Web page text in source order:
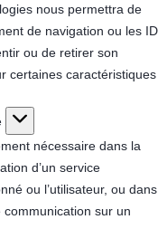
nous permettra de
de navigation ou les ID
ou de retirer son
certaines caractéristiques
nécessaire dans la
d’un service
ou l’utilisateur, ou dans
communication sur un